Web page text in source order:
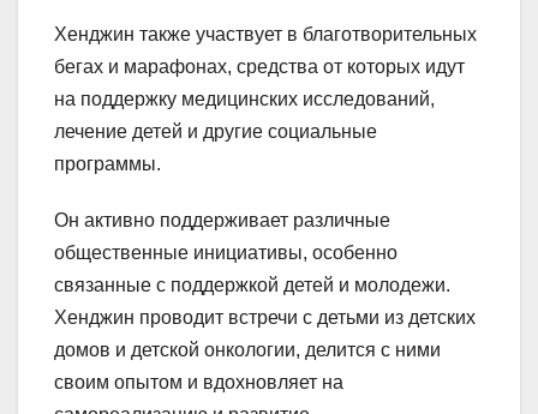
Хенджин также участвует в благотворительных
бегах и марафонах, средства от которых идут
на поддержку медицинских исследований,
лечение детей и другие социальные
программы.
Он активно поддерживает различные
общественные инициативы, особенно
связанные с поддержкой детей и молодежи.
Хенджин проводит встречи с детьми из детских
домов и детской онкологии, делится с ними
своим опытом и вдохновляет на